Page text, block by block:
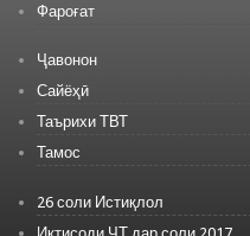
Фароғат
Ҷавонон
Сайёҳӣ
Таърихи ТВТ
Тамос
26 соли Истиқлол